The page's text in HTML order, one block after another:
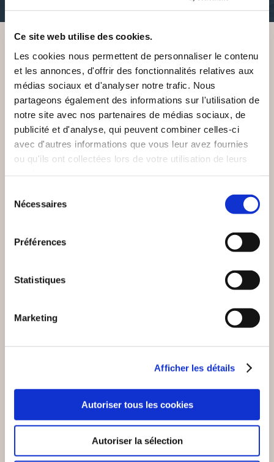
Ce site web utilise des cookies.
Les cookies nous permettent de personnaliser le contenu
et les annonces, d'offrir des fonctionnalités relatives aux
médias sociaux et d'analyser notre trafic. Nous
partageons également des informations sur l'utilisation de
notre site avec nos partenaires de médias sociaux, de
publicité et d'analyse, qui peuvent combiner celles-ci
avec d'autres informations que vous leur avez fournies
ou qu'ils ont collectées lors de votre utilisation de leurs
Nécessaires
Préférences
Statistiques
Marketing
Afficher les détails
Autoriser tous les cookies
Autoriser la sélection
VOUS AIMEREZ AUSSI
Gilles FIOLET
19€00
(0 avis)
Simone COLLINE
Romans
8€00